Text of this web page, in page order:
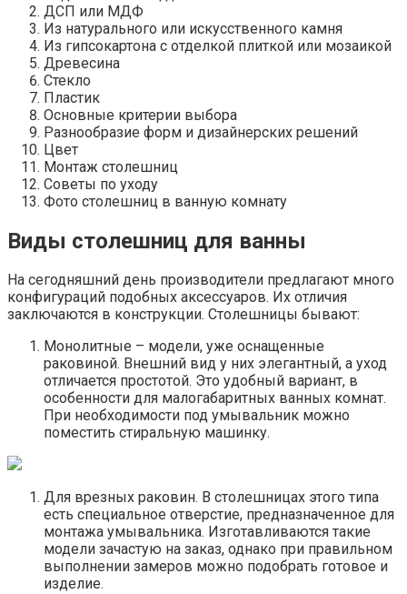
ДСП или МДФ
Из натурального или искусственного камня
Из гипсокартона с отделкой плиткой или мозаикой
Древесина
Стекло
Пластик
Основные критерии выбора
Разнообразие форм и дизайнерских решений
Цвет
Монтаж столешниц
Советы по уходу
Фото столешниц в ванную комнату
Виды столешниц для ванны
На сегодняшний день производители предлагают много
конфигураций подобных аксессуаров. Их отличия
заключаются в конструкции. Столешницы бывают:
Монолитные – модели, уже оснащенные
раковиной. Внешний вид у них элегантный, а уход
отличается простотой. Это удобный вариант, в
особенности для малогабаритных ванных комнат.
При необходимости под умывальник можно
поместить стиральную машинку.
Для врезных раковин. В столешницах этого типа
есть специальное отверстие, предназначенное для
монтажа умывальника. Изготавливаются такие
модели зачастую на заказ, однако при правильном
выполнении замеров можно подобрать готовое и
изделие.